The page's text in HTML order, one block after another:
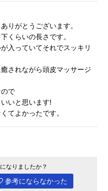
りがとうございます。
くらいの長さです。
入っていてそれでスッキリ
されながら頭皮マッサージ
で
いと思います!
てよかったです。
なりましたか？
参考にならなかった